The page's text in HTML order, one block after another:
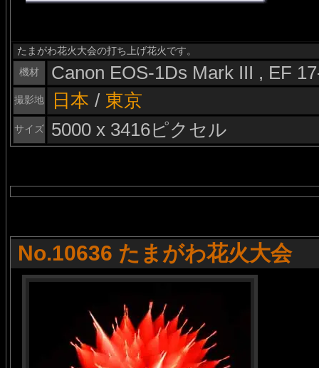
たまがわ花火大会の打ち上げ花火です。
機材
Canon EOS-1Ds Mark III , EF
撮影地 日本 / 東京
サイズ 5000 x 3416ピクセル
No.10636 たまがわ花火大会